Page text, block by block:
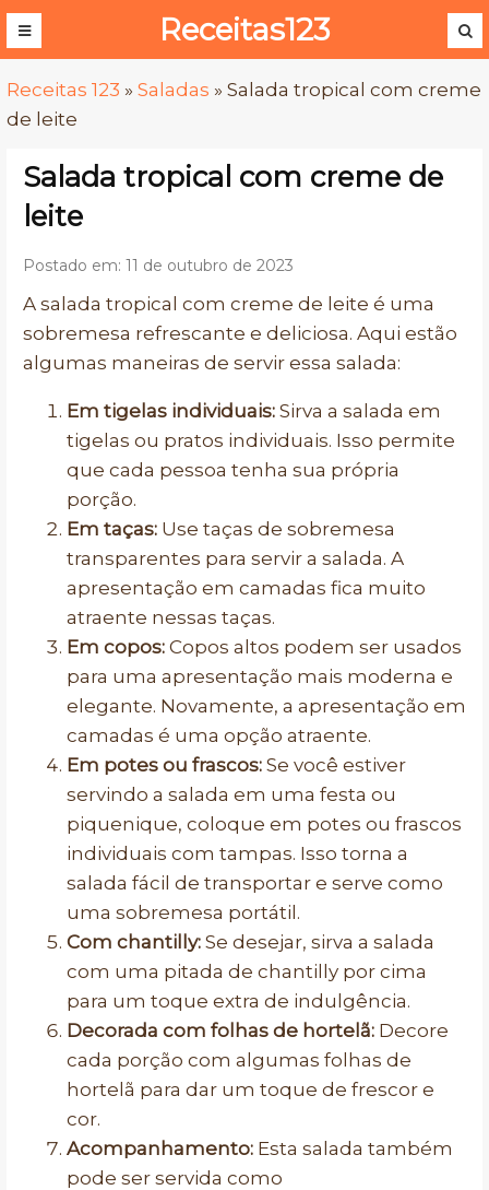
Receitas123
Receitas 123 » Saladas » Salada tropical com creme
de leite
Salada tropical com creme de
leite
Postado em: 11 de outubro de 2023
A salada tropical com creme de leite é uma
sobremesa refrescante e deliciosa. Aqui estão
algumas maneiras de servir essa salada:
Em tigelas individuais: Sirva a salada em
tigelas ou pratos individuais. Isso permite
que cada pessoa tenha sua própria
porção.
Em taças: Use taças de sobremesa
transparentes para servir a salada. A
apresentação em camadas fica muito
atraente nessas taças.
Em copos: Copos altos podem ser usados
para uma apresentação mais moderna e
elegante. Novamente, a apresentação em
camadas é uma opção atraente.
Em potes ou frascos: Se você estiver
servindo a salada em uma festa ou
piquenique, coloque em potes ou frascos
individuais com tampas. Isso torna a
salada fácil de transportar e serve como
uma sobremesa portátil.
Com chantilly: Se desejar, sirva a salada
com uma pitada de chantilly por cima
para um toque extra de indulgência.
Decorada com folhas de hortelã: Decore
cada porção com algumas folhas de
hortelã para dar um toque de frescor e
cor.
Acompanhamento: Esta salada também
pode ser servida como